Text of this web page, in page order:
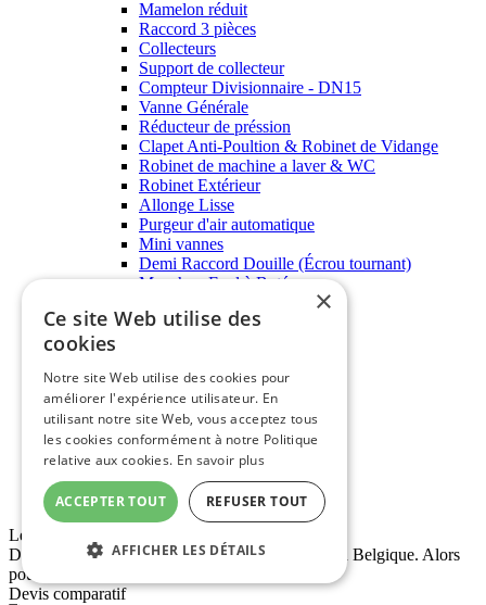
Mamelon réduit
Raccord 3 pièces
Collecteurs
Support de collecteur
Compteur Divisionnaire - DN15
Vanne Générale
Réducteur de préssion
Clapet Anti-Poultion & Robinet de Vidange
Robinet de machine a laver & WC
Robinet Extérieur
Allonge Lisse
Purgeur d'air automatique
Mini vannes
Demi Raccord Douille (Écrou tournant)
Manchon Egal à Butée
Coudes Mâle-Femelle
Robinet de chauffage
Raccord cuivre à souder
Fixations
Coude et Tés
Manchon à souder
Raccord 3 pièces à souder
Accessoires pour circulateur
Leader français
Déja plus de 27 500 clients livrés en France, et en Belgique. Alors
pourquoi pas vous ?
Devis comparatif
×
Ce site Web utilise des
cookies
Notre site Web utilise des cookies pour
améliorer l'expérience utilisateur. En
utilisant notre site Web, vous acceptez tous
les cookies conformément à notre Politique
relative aux cookies. En savoir plus
ACCEPTER TOUT REFUSER TOUT
AFFICHER LES DÉTAILS